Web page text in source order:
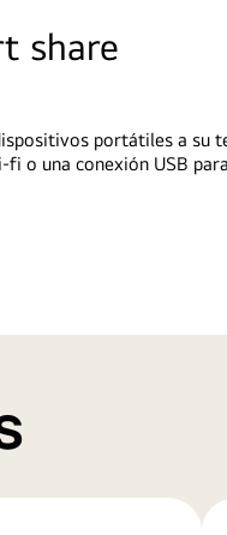
share
portátiles a su
fi o una conexión USB